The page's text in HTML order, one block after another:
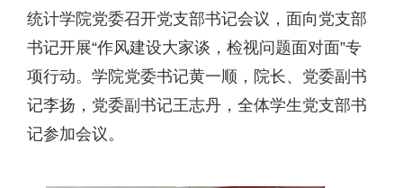
统计学院党委召开党支部书记会议，面向党支部
书记开展“作风建设大家谈，检视问题面对面”专
项行动。学院党委书记黄一顺，院长、党委副书
记李扬，党委副书记王志丹，全体学生党支部书
记参加会议。